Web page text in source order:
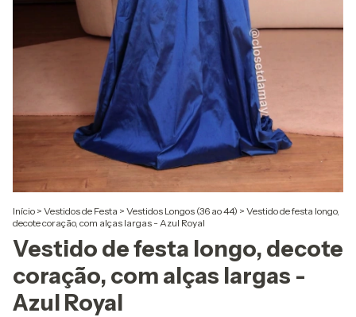
Início > Vestidos de Festa > Vestidos Longos (36 ao 44) > Vestido de festa longo,
decote coração, com alças largas - Azul Royal
Vestido de festa longo, decote
coração, com alças largas -
Azul Royal